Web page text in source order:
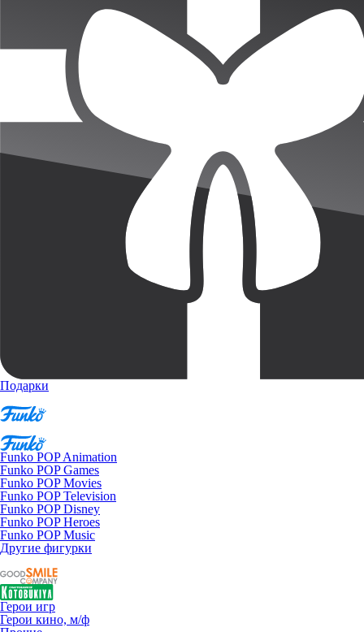
Подарки
Funko POP Animation
Funko POP Games
Funko POP Movies
Funko POP Television
Funko POP Disney
Funko POP Heroes
Funko POP Music
Другие фигурки
Герои игр
Герои кино, м/ф